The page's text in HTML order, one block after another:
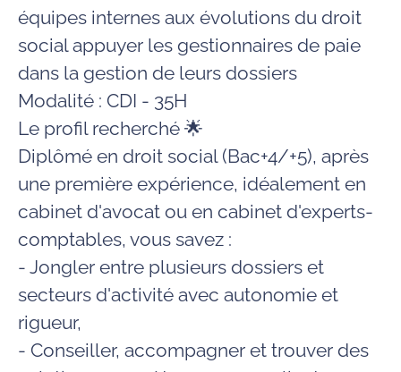
équipes internes aux évolutions du droit
social appuyer les gestionnaires de paie
dans la gestion de leurs dossiers
Modalité : CDI - 35H
Le profil recherché 🌟
Diplômé en droit social (Bac+4/+5), après
une première expérience, idéalement en
cabinet d'avocat ou en cabinet d'experts-
comptables, vous savez :
- Jongler entre plusieurs dossiers et
secteurs d'activité avec autonomie et
rigueur,
- Conseiller, accompagner et trouver des